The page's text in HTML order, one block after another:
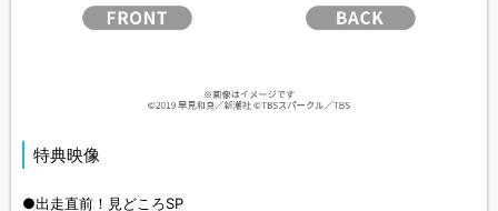
特典映像
●出走直前！見どころSP